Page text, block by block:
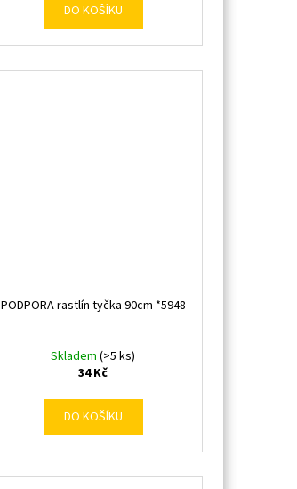
DO KOŠÍKU
PODPORA rastlín tyčka 90cm *5948
Skladem(>5 ks)
34 Kč
DO KOŠÍKU